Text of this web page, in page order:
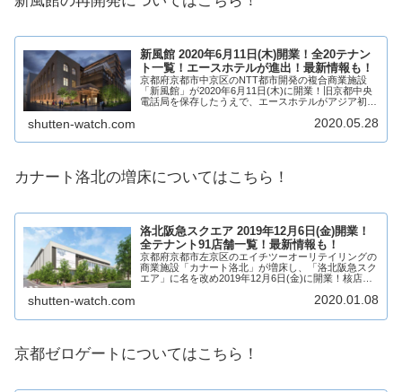
新風館 2020年6月11日(木)開業！全20テナン
ト一覧！エースホテルが進出！最新情報も！
京都府京都市中京区のNTT都市開発の複合商業施設
「新風館」が2020年6月11日(木)に開業！旧京都中央
電話局を保存したうえで、エースホテルがアジア初出
ッション、飲食店など20店舗が出店します...
shutten-watch.com 2020.05.28
カナート洛北の増床についてはこちら！
洛北阪急スクエア 2019年12月6日(金)開業！
全テナント91店舗一覧！最新情報も！
京都府京都市左京区のエイチツーオーリテイリングの
商業施設「カナート洛北」が増床し、「洛北阪急スク
エア」に名を改め2019年12月6日(金)に開業！核店舗
が出店し全91店舗の大型商業施設になりま...
shutten-watch.com 2020.01.08
京都ゼロゲートについてはこちら！